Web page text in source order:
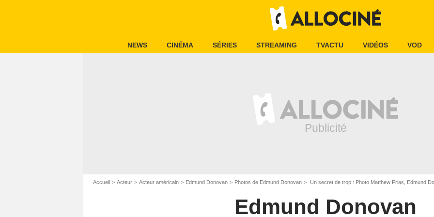
NEWS CINÉMA SÉRIES STREAMING TVACTU VIDÉOS VOD
Accueil Acteur Acteur américain Edmund Donovan Photos de Edmund Donovan Un secret de trop : Photo Matthew Frias, Edmund
Edmund Donovan